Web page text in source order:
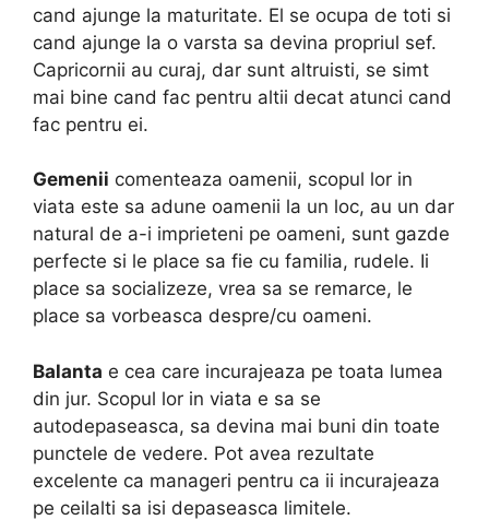
cand ajunge la maturitate. El se ocupa de toti si
cand ajunge la o varsta sa devina propriul sef.
Capricornii au curaj, dar sunt altruisti, se simt
mai bine cand fac pentru altii decat atunci cand
fac pentru ei.
Gemenii comenteaza oamenii, scopul lor in
viata este sa adune oamenii la un loc, au un dar
natural de a-i imprieteni pe oameni, sunt gazde
perfecte si le place sa fie cu familia, rudele. Ii
place sa socializeze, vrea sa se remarce, le
place sa vorbeasca despre/cu oameni.
Balanta e cea care incurajeaza pe toata lumea
din jur. Scopul lor in viata e sa se
autodepaseasca, sa devina mai buni din toate
punctele de vedere. Pot avea rezultate
excelente ca manageri pentru ca ii incurajeaza
pe ceilalti sa isi depaseasca limitele.